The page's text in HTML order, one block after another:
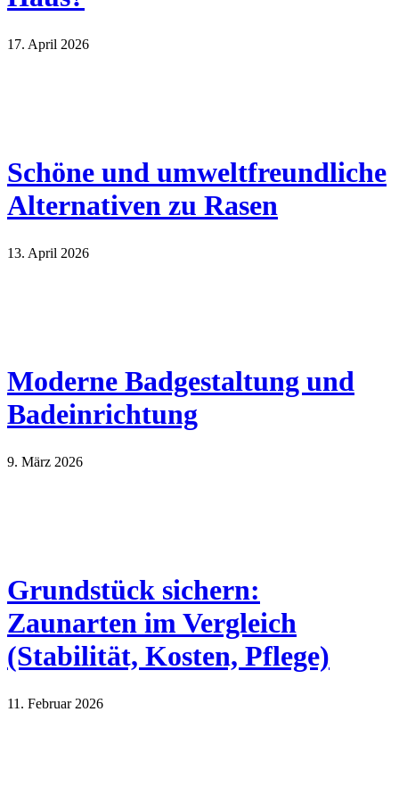
17. April 2026
Schöne und umweltfreundliche
Alternativen zu Rasen
13. April 2026
Moderne Badgestaltung und
Badeinrichtung
9. März 2026
Grundstück sichern:
Zaunarten im Vergleich
(Stabilität, Kosten, Pflege)
11. Februar 2026